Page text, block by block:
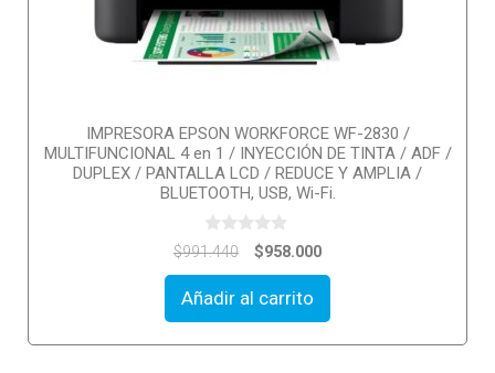
IMPRESORA EPSON WORKFORCE WF-2830 /
MULTIFUNCIONAL 4 en 1 / INYECCIÓN DE TINTA / ADF /
DUPLEX / PANTALLA LCD / REDUCE Y AMPLIA /
BLUETOOTH, USB, Wi-Fi.
0
o
u
t
o
f
$991.440 $958.000
Añadir al carrito